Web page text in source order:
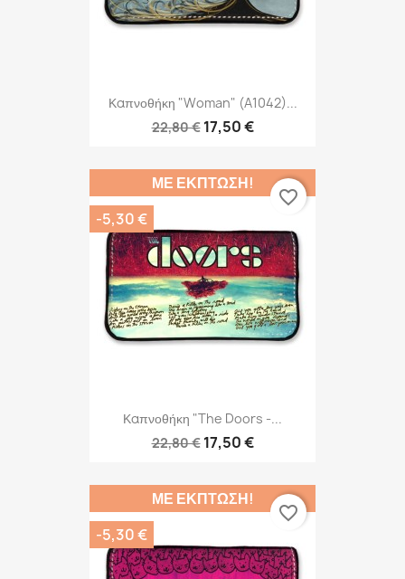
Καπνοθήκη "Woman" (A1042)...
22,80 € 17,50 €
Καπνοθήκη "The Doors -...
22,80 € 17,50 €
ΜΕ ΈΚΠΤΩΣΗ!
-5,30 €
favorite_border
ΜΕ ΈΚΠΤΩΣΗ!
-5,30 €
favorite_border